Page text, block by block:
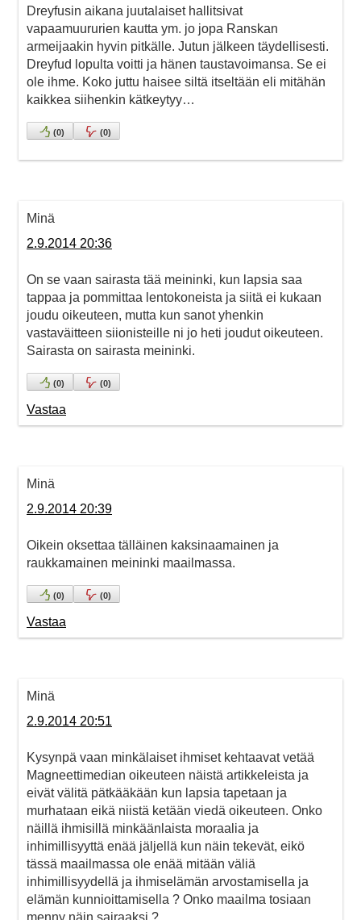
Dreyfusin aikana juutalaiset hallitsivat
vapaamuururien kautta ym. jo jopa Ranskan
armeijaakin hyvin pitkälle. Jutun jälkeen täydellisesti.
Dreyfud lopulta voitti ja hänen taustavoimansa. Se ei
ole ihme. Koko juttu haisee siltä itseltään eli mitähän
kaikkea siihenkin kätkeytyy…
(0) (0)
Minä
2.9.2014 20:36
On se vaan sairasta tää meininki, kun lapsia saa
tappaa ja pommittaa lentokoneista ja siitä ei kukaan
joudu oikeuteen, mutta kun sanot yhenkin
vastaväitteen siionisteille ni jo heti joudut oikeuteen.
Sairasta on sairasta meininki.
(0) (0)
Vastaa
Minä
2.9.2014 20:39
Oikein oksettaa tälläinen kaksinaamainen ja
raukkamainen meininki maailmassa.
(0) (0)
Vastaa
Minä
2.9.2014 20:51
Kysynpä vaan minkälaiset ihmiset kehtaavat vetää
Magneettimedian oikeuteen näistä artikkeleista ja
eivät välitä pätkääkään kun lapsia tapetaan ja
murhataan eikä niistä ketään viedä oikeuteen. Onko
näillä ihmisillä minkäänlaista moraalia ja
inhimillisyyttä enää jäljellä kun näin tekevät, eikö
tässä maailmassa ole enää mitään väliä
inhimillisyydellä ja ihmiselämän arvostamisella ja
elämän kunnioittamisella ? Onko maailma tosiaan
menny näin sairaaksi ?